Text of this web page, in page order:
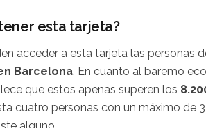
esta tarjeta?
acceder a esta tarjeta las personas
Barcelona. En cuanto al baremo
que estos apenas superen los
cuatro personas con un máximo de